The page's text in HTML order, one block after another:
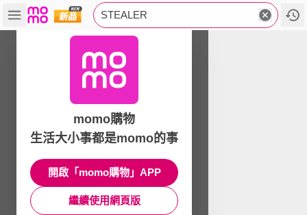
STEALER
momo購物
生活大小事都是momo的事
開啟「momo購物」APP
繼續使用網頁版